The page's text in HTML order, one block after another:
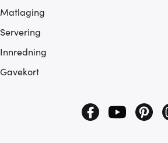
Matlaging
Servering
Innredning
Gavekort